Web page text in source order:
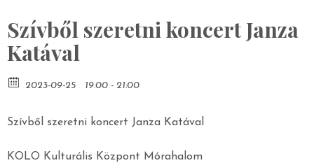
Szívből szeretni koncert Janza
Katával
2023-09-25 19:00 - 21:00
Szívből szeretni koncert Janza Katával
KOLO Kulturális Központ Mórahalom